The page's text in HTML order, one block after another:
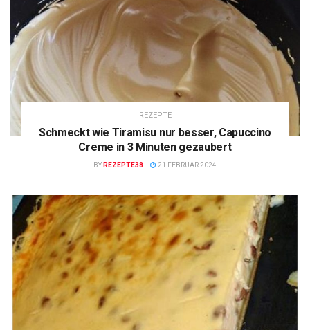
REZEPTE
Schmeckt wie Tiramisu nur besser, Capuccino
Creme in 3 Minuten gezaubert
BY REZEPTE38 21 FEBRUAR 2024